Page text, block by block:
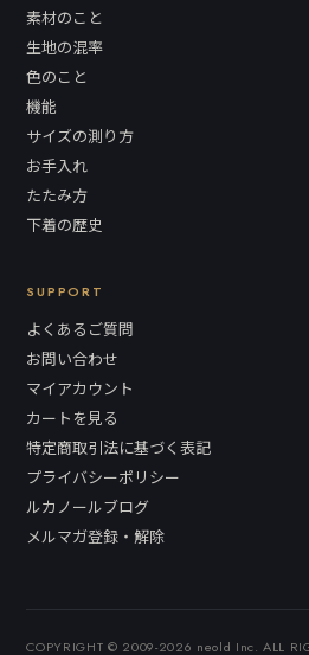
素材のこと
生地の混率
色のこと
機能
サイズの測り方
お手入れ
たたみ方
下着の歴史
SUPPORT
よくあるご質問
お問い合わせ
マイアカウント
カートを見る
特定商取引法に基づく表記
プライバシーポリシー
ルカノールブログ
メルマガ登録・解除
COPYRIGHT © 2009-2026 neold Inc. ALL